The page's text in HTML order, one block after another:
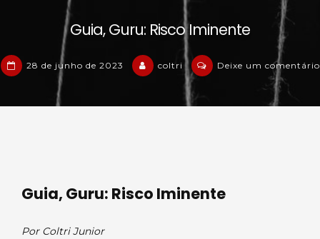
Guia, Guru: Risco Iminente
28 de junho de 2023 coltri
Deixe um comentário
Guia, Guru: Risco Iminente
Por Coltri Junior